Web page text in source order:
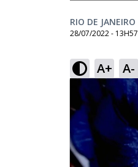
RIO DE JANEIRO
28/07/2022 - 13H57
A+ A-